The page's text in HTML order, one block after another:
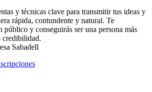
y técnicas clave para transmitir tus ideas y
rápida, contundente y natural. Te
público y conseguirás ser una persona más
credibilidad.
Sabadell